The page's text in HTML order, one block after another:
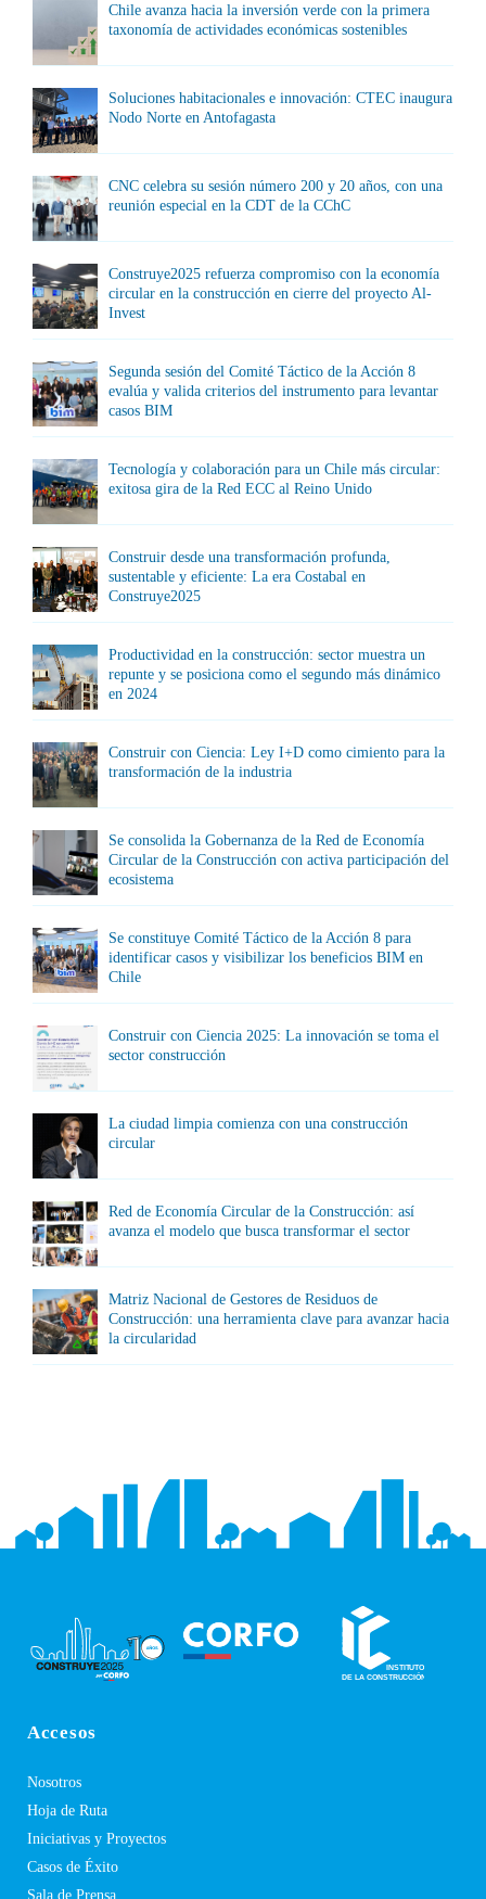
Chile avanza hacia la inversión verde con la primera
taxonomía de actividades económicas sostenibles
Soluciones habitacionales e innovación: CTEC inaugura
Nodo Norte en Antofagasta
CNC celebra su sesión número 200 y 20 años, con una
reunión especial en la CDT de la CChC
Construye2025 refuerza compromiso con la economía
circular en la construcción en cierre del proyecto Al-
Invest
Segunda sesión del Comité Táctico de la Acción 8
evalúa y valida criterios del instrumento para levantar
casos BIM
Tecnología y colaboración para un Chile más circular:
exitosa gira de la Red ECC al Reino Unido
Construir desde una transformación profunda,
sustentable y eficiente: La era Costabal en
Construye2025
Productividad en la construcción: sector muestra un
repunte y se posiciona como el segundo más dinámico
en 2024
Construir con Ciencia: Ley I+D como cimiento para la
transformación de la industria
Se consolida la Gobernanza de la Red de Economía
Circular de la Construcción con activa participación del
ecosistema
Se constituye Comité Táctico de la Acción 8 para
identificar casos y visibilizar los beneficios BIM en
Chile
Construir con Ciencia 2025: La innovación se toma el
sector construcción
La ciudad limpia comienza con una construcción
circular
Red de Economía Circular de la Construcción: así
avanza el modelo que busca transformar el sector
Matriz Nacional de Gestores de Residuos de
Construcción: una herramienta clave para avanzar hacia
la circularidad
Accesos
Nosotros
Hoja de Ruta
Iniciativas y Proyectos
Casos de Éxito
Sala de Prensa